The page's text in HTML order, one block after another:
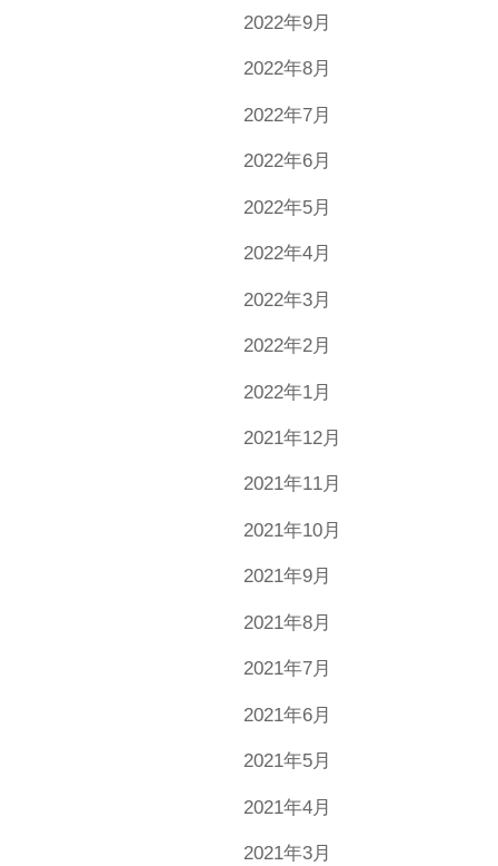
2022年9月
2022年8月
2022年7月
2022年6月
2022年5月
2022年4月
2022年3月
2022年2月
2022年1月
2021年12月
2021年11月
2021年10月
2021年9月
2021年8月
2021年7月
2021年6月
2021年5月
2021年4月
2021年3月